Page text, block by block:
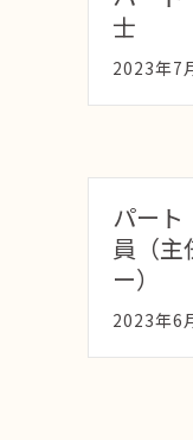
士
2023年7
パー
員（主
ー）
2023年6